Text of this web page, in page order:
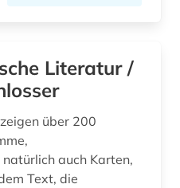
Literatur /
über 200
auch Karten,
Text, die